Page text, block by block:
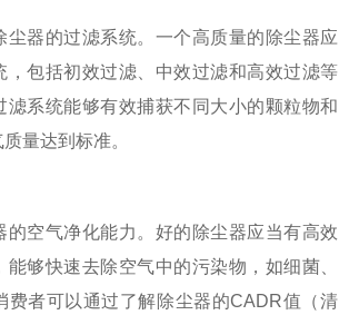
尘器的过滤系统。一个高质量的除尘器应
，包括初效过滤、中效过滤和高效过滤等
滤系统能够有效捕获不同大小的颗粒物和
量达到标准。
的空气净化能力。好的除尘器应当有高效
能够快速去除空气中的污染物，如细菌、
费者可以通过了解除尘器的CADR值（清